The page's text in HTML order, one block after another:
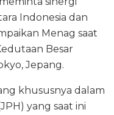
Indonesia dan
Menag saat
Besar
Jepang.
khususnya dalam
yang saat ini